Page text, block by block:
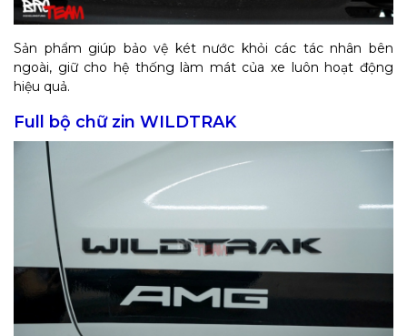
Sản phẩm giúp bảo vệ két nước khỏi các tác nhân bên
ngoài, giữ cho hệ thống làm mát của xe luôn hoạt động
hiệu quả.
Full bộ chữ zin WILDTRAK